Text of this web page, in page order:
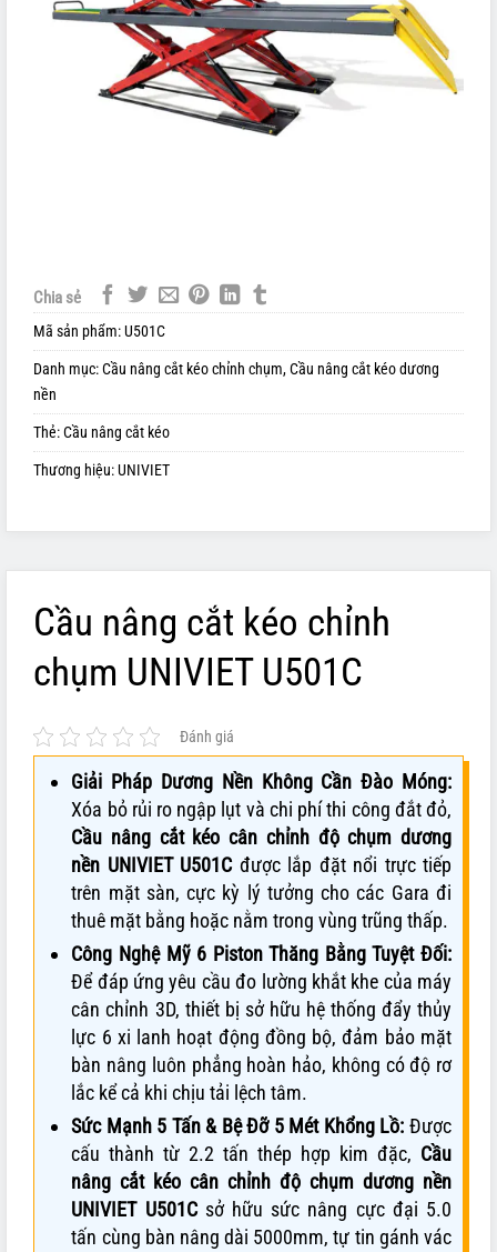
Chia sẻ
Mã sản phẩm:U501C
Danh mục:Cầu nâng cắt kéo chỉnh chụm,Cầu nâng cắt kéo dương
nền
Thẻ:Cầu nâng cắt kéo
Thương hiệu:UNIVIET
Cầu nâng cắt kéo chỉnh
chụm UNIVIET U501C
Đánh giá
Giải Pháp Dương Nền Không Cần Đào Móng:
Xóa bỏ rủi ro ngập lụt và chi phí thi công đắt đỏ,
Cầu nâng cắt kéo cân chỉnh độ chụm dương
nền UNIVIET U501Cđược lắp đặt nổi trực tiếp
trên mặt sàn, cực kỳ lý tưởng cho các Gara đi
thuê mặt bằng hoặc nằm trong vùng trũng thấp.
Công Nghệ Mỹ 6 Piston Thăng Bằng Tuyệt Đối:
Để đáp ứng yêu cầu đo lường khắt khe của máy
cân chỉnh 3D, thiết bị sở hữu hệ thống đẩy thủy
lực 6 xi lanh hoạt động đồng bộ, đảm bảo mặt
bàn nâng luôn phẳng hoàn hảo, không có độ rơ
lắc kể cả khi chịu tải lệch tâm.
Sức Mạnh 5 Tấn & Bệ Đỡ 5 Mét Khổng Lồ: Được
cấu thành từ 2.2 tấn thép hợp kim đặc, Cầu
nâng cắt kéo cân chỉnh độ chụm dương nền
UNIVIET U501Csở hữu sức nâng cực đại 5.0
tấn cùng bàn nâng dài 5000mm, tự tin gánh vác